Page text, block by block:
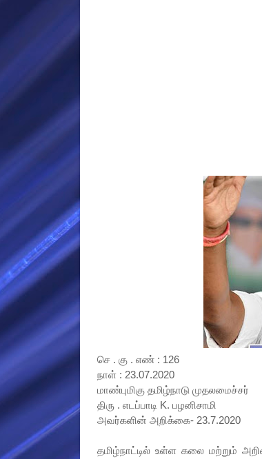
செ . கு . எண் : 126
நாள் : 23.07.2020
மாண்புமிகு தமிழ்நாடு முதலமைச்சர்
திரு . எடப்பாடி K. பழனிசாமி
அவர்களின் அறிக்கை- 23.7.2020
தமிழ்நாட்டில் உள்ள கலை மற்றும்